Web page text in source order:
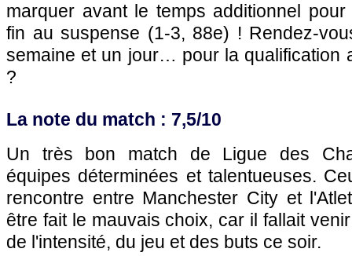
marquer avant le temps additionnel pour
fin au suspense (1-3, 88e) ! Rendez-
semaine et un jour… pour la qualification
?
La note du match : 7,5/10
Un très bon match de Ligue des
équipes déterminées et talentueuses.
rencontre entre Manchester City et
être fait le mauvais choix, car il fallait
de l'intensité, du jeu et des buts ce soir.